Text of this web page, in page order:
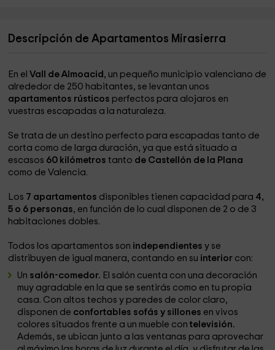
Descripción de Apartamentos Mirasierra
En elVall de Almoacid , un pequeño municipio valenciano de
alrededor de 250 habitantes, se levantan unos
apartamentos rústicos perfectos para alojaros en
vuestras escapadas a la naturaleza.
Se trata de un destino perfecto para escapadas tanto de
corta como de larga duración, ya que está situado a
escasos 60 kilómetros tanto de Castellón de la Plana
como de Valencia.
Los 7 apartamentos disponibles tienen capacidad para 4,
5 o 6 personas, en función de lo cual disponen de 2 o de 3
habitaciones dobles.
Todos los apartamentos son independientesy se
distribuyen de igual manera, contando en su interior con:
Un salón-comedor. El salón cuenta con una decoración
muy agradable en la que se sentirás como en tu propia
casa. Con altos techos y paredes de color claro,
disponen de confortables sofás y sillones en vivos
colores situados frente a un mueble contelevisión.
Además, se ubican junto a las ventanas para aprovechar